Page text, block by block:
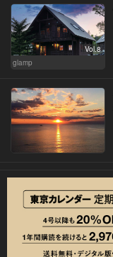
Vol.8
glamp